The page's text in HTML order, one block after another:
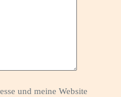
und meine Website